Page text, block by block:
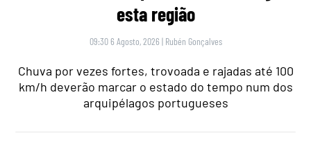
esta região
09:30 6 Agosto, 2026 | Rubén Gonçalves
Chuva por vezes fortes, trovoada e rajadas até 100
km/h deverão marcar o estado do tempo num dos
arquipélagos portugueses